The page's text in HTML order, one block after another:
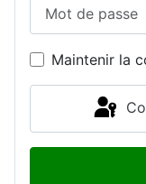
Maintenir la